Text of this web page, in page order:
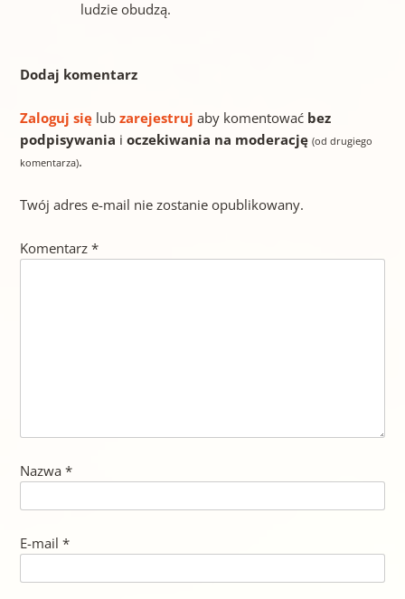
ludzie obudzą.
Dodaj komentarz
Zaloguj sięlub zarejestruj aby komentować bez
podpisywania i oczekiwania na moderację (od drugiego
komentarza).
Twój adres e-mail nie zostanie opublikowany.
Komentarz *
Nazwa *
E-mail *